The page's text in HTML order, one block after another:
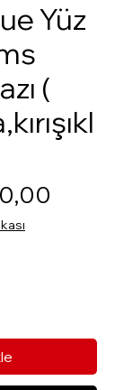
Yüz
(
Fiyat